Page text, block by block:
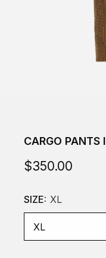
CARGO PANTS
$350.00
SIZE: XL